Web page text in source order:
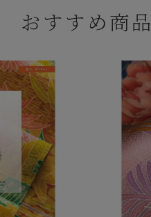
おすすめ商品